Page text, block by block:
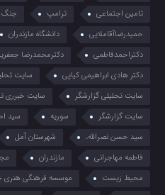
تامین اجتماعی
ترامپ جنگ
حمیدرضاآقاملایی
دانشگاه مازندران
دکتراحمدفاطمی
دکترمحمدرضا
دکتر هادی ابراهیمی کیاپی
سایت
سایت تحلیلی گزارشگر
سایت خبرری
سایت گزارشگر
سوریه
سید
سید حسن نصرالله،
شهرستان آمل
فاطمه مهاجرانی
مازندران
محیط زیست
موسسه فرهنگی هنری